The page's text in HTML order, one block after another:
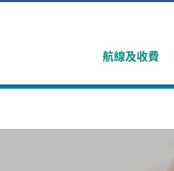
航線及收費